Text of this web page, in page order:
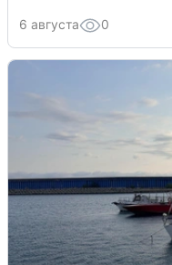
6 августа 0